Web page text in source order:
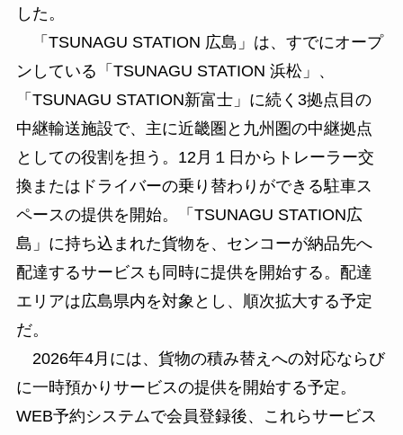
した。
「TSUNAGU STATION 広島」は、すでにオープ
ンしている「TSUNAGU STATION 浜松」、
「TSUNAGU STATION新富士」に続く3拠点目の
中継輸送施設で、主に近畿圏と九州圏の中継拠点
としての役割を担う。12月１日からトレーラー交
換またはドライバーの乗り替わりができる駐車ス
ペースの提供を開始。「TSUNAGU STATION広
島」に持ち込まれた貨物を、センコーが納品先へ
配達するサービスも同時に提供を開始する。配達
エリアは広島県内を対象とし、順次拡大する予定
だ。
2026年4月には、貨物の積み替えへの対応ならび
に一時預かりサービスの提供を開始する予定。
WEB予約システムで会員登録後、これらサービス